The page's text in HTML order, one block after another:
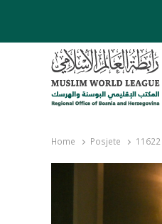
Home Posjete 11622